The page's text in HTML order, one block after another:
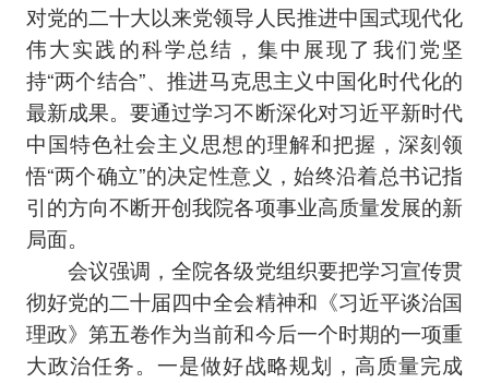
对党的二十大以来党领导人民推进中国式现代化
伟大实践的科学总结，集中展现了我们党坚
持“两个结合”、推进马克思主义中国化时代化的
最新成果。要通过学习不断深化对习近平新时代
中国特色社会主义思想的理解和把握，深刻领
悟“两个确立”的决定性意义，始终沿着总书记指
引的方向不断开创我院各项事业高质量发展的新
局面。
会议强调，全院各级党组织要把学习宣传贯
彻好党的二十届四中全会精神和《习近平谈治国
理政》第五卷作为当前和今后一个时期的一项重
大政治任务。一是做好战略规划，高质量完成